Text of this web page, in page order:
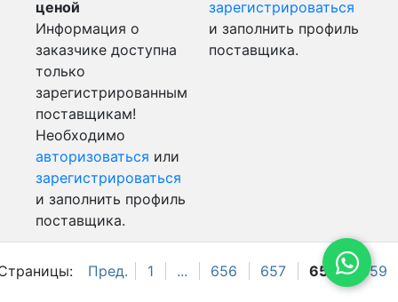
Пред. 1 ... 656 657 658 659
ценой
Информация о
заказчике доступна
только
зарегистрированным
поставщикам!
Необходимо
авторизоваться или
зарегистрироваться
и заполнить профиль
поставщика.
зарегистрироваться
и заполнить профиль
поставщика.